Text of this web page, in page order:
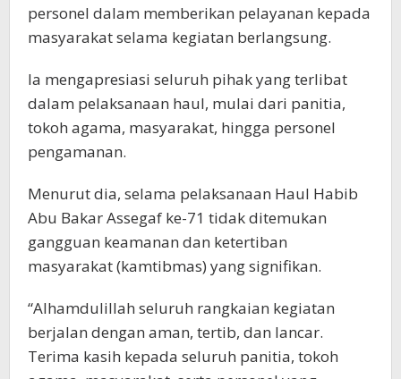
personel dalam memberikan pelayanan kepada
masyarakat selama kegiatan berlangsung.
Ia mengapresiasi seluruh pihak yang terlibat
dalam pelaksanaan haul, mulai dari panitia,
tokoh agama, masyarakat, hingga personel
pengamanan.
Menurut dia, selama pelaksanaan Haul Habib
Abu Bakar Assegaf ke-71 tidak ditemukan
gangguan keamanan dan ketertiban
masyarakat (kamtibmas) yang signifikan.
“Alhamdulillah seluruh rangkaian kegiatan
berjalan dengan aman, tertib, dan lancar.
Terima kasih kepada seluruh panitia, tokoh